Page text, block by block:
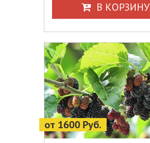
В КОРЗИНУ
от 1600 Руб.